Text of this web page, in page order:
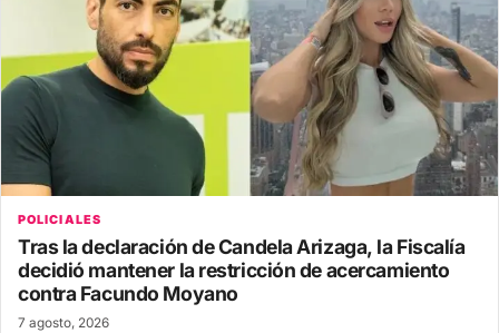
POLICIALES
Tras la declaración de Candela Arizaga, la Fiscalía
decidió mantener la restricción de acercamiento
contra Facundo Moyano
7 agosto, 2026